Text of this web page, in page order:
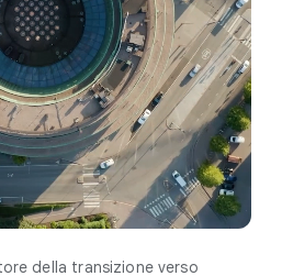
della transizione verso